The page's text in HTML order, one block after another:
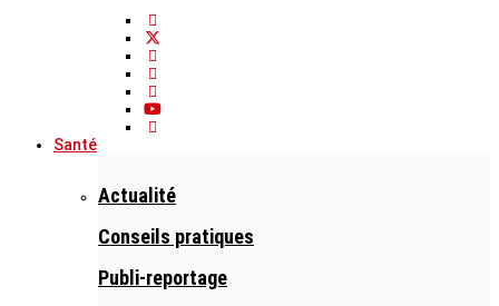
Santé
Actualité
Conseils pratiques
Publi-reportage